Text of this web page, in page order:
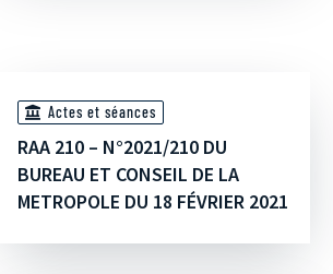
Actes et séances
RAA 210 – N°2021/210 DU
BUREAU ET CONSEIL DE LA
METROPOLE DU 18 FÉVRIER 2021